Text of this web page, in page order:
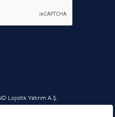
Lojistik Yatırım A.Ş.